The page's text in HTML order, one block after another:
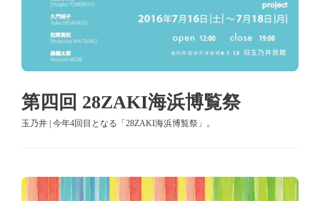
第四回 28ZAKI海浜博覧祭
玉乃井 | 今年4回目となる「28ZAKI海浜博覧祭」。